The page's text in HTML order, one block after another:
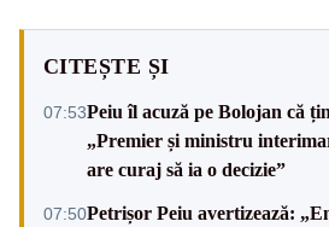
CITEȘTE ȘI
07:53Peiu îl acuză pe Bolojan că
„Premier și ministru
are curaj să ia o decizie”
07:50Petrișor Peiu avertizează: